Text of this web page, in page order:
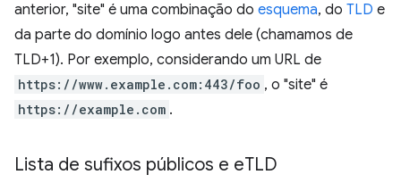
anterior, "site" é uma combinação do esquema, do TLD e
da parte do domínio logo antes dele (chamamos de
TLD+1). Por exemplo, considerando um URL de
https://www.example.com:443/foo , o "site" é
https://example.com .
Lista de sufixos públicos e eTLD